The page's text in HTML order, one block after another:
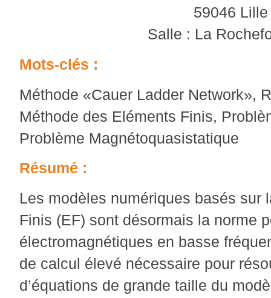
59046 Lille
Salle : La
Mots-clés :
Méthode «Cauer Ladder Network»,
Méthode des Eléments Finis,
Problème Magnétoquasistatique
Résumé :
Les modèles numériques basés sur
Finis (EF) sont désormais la norme
électromagnétiques en basse
de calcul élevé nécessaire pour
d’équations de grande taille du